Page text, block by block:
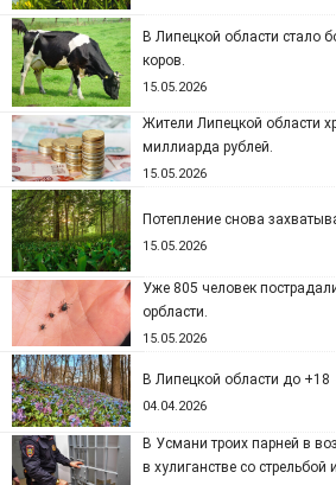
В Липецкой области стало
коров.
15.05.2026
Жители Липецкой области
миллиарда рублей.
15.05.2026
Потепление снова
15.05.2026
Уже 805 человек
орбласти.
15.05.2026
В Липецкой области до +18
04.04.2026
В Усмани троих парней в
в хулиганстве со